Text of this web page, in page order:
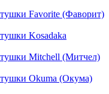
Favorite (Фаворит)
Kosadaka
Mitchell (Митчел)
Okuma (Окума)